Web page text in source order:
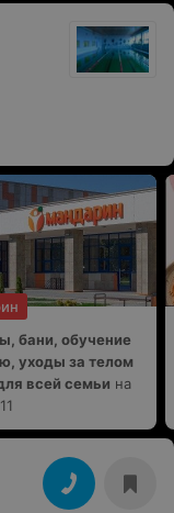
бани, обучение
уходы за телом
всей семьи на